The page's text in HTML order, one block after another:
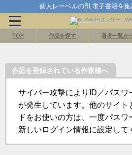
個人レーベルのBL電子書籍を
TOP 作品を探す 著者一覧か
作品を登録されている作家様へ
サイバー攻撃によりID／パスワ
が発生しています。他のサイト
ドをお使いの方は、一度パスワ
新しいログイン情報に設定して